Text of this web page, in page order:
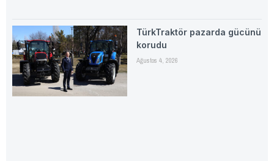
TürkTraktör pazarda gücünü
korudu
Ağustos 4, 2026